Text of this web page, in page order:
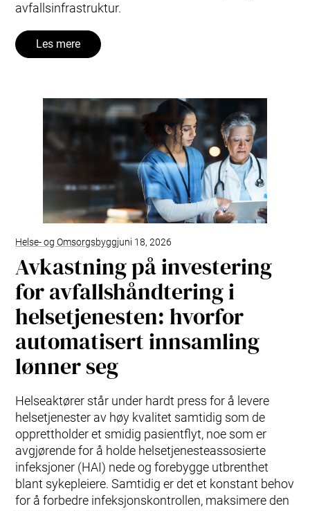
avfallsinfrastruktur.
Les mere
Helse- og Omsorgsbyggjuni 18, 2026
Avkastning på investering
for avfallshåndtering i
helsetjenesten: hvorfor
automatisert innsamling
lønner seg
Helseaktører står under hardt press for å levere
helsetjenester av høy kvalitet samtidig som de
opprettholder et smidig pasientflyt, noe som er
avgjørende for å holde helsetjenesteassosierte
infeksjoner (HAI) nede og forebygge utbrenthet
blant sykepleiere. Samtidig er det et konstant behov
for å forbedre infeksjonskontrollen, maksimere den